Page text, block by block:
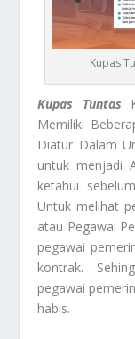
Kupas
Kupas Tuntas
Memiliki
Diatur Dalam
untuk menjadi
ketahui
Untuk melihat
atau Pegawai
pegawai
kontrak.
pegawai
habis.